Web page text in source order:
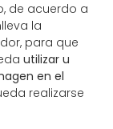
de acuerdo a
la
para que
utilizar u
en el
realizarse